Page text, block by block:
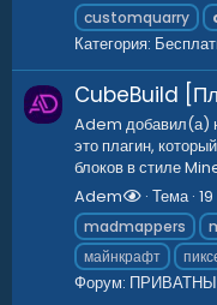
customquarry
Категория:
CubeBuild
Adem добавил(а)
это плагин,
блоков в стиле
Adem
Тема
madmappers
майнкрафт
Форум: